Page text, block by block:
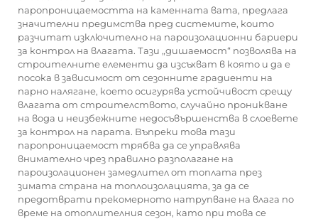
паропроницаемостта на каменната вата, предлага
значителни предимства пред системите, които
разчитат изключително на пароизолационни бариери
за контрол на влагата. Тази „дишаемост“ позволява на
строителните елементи да изсъхват в която и да е
посока в зависимост от сезонните градиенти на
парно налягане, което осигурява устойчивост срещу
влагата от строителството, случайно проникване
на вода и неизбежните недосъвършенства в слоевете
за контрол на парата. Въпреки това тази
паропроницаемост трябва да се управлява
внимателно чрез правилно разполагане на
пароизолационен замедлител от топлата през
зимата страна на топлоизолацията, за да се
предотврати прекомерното натрупване на влага по
време на отоплителния сезон, като при това се